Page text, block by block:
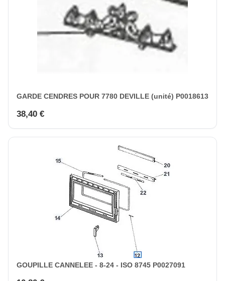
GARDE CENDRES POUR 7780 DEVILLE (unité) P0018613
38,40 €
GOUPILLE CANNELEE - 8-24 - ISO 8745 P0027091